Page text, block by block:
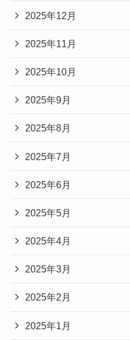
2025年12月
2025年11月
2025年10月
2025年9月
2025年8月
2025年7月
2025年6月
2025年5月
2025年4月
2025年3月
2025年2月
2025年1月